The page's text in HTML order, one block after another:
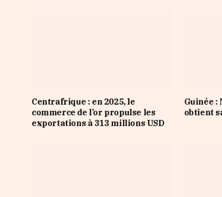
Centrafrique : en 2025, le
commerce de l’or propulse les
exportations à 313 millions USD
Guinée :
obtient